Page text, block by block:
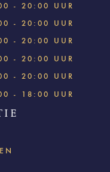
- 20:00 UUR
- 20:00 UUR
- 20:00 UUR
- 20:00 UUR
- 20:00 UUR
- 18:00 UUR